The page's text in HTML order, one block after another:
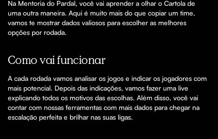
Na Mentoria do Pardal, você vai aprender a olhar o Cartola de
uma outra maneira. Aqui é muito mais do que copiar um time,
vamos te mostrar dados valiosos para escolher as melhores
opções por rodada.
Como vai funcionar
A cada rodada vamos analisar os jogos e indicar os jogadores com
mais potencial. Depois das indicações, vamos fazer uma live
explicando todos os motivos das escolhas. Além disso, você vai
contar com nossas ferramentas com mais dados para chegar na
escalação perfeita e brilhar nas suas ligas.